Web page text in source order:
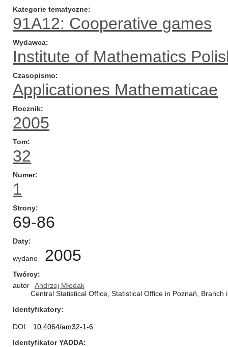
Kategorie tematyczne
91A12: Cooperative games
Wydawca
Institute of Mathematics
Czasopismo
Applicationes Mathematicae
Rocznik
2005
Tom
32
Numer
1
Strony
69-86
Daty
wydano 2005
Twórcy
autor
Andrzej Młodak
Central Statistical Office, Statistical Office in Poznań,
Identyfikatory
DOI
10.4064/am32-1-6
Identyfikator YADDA